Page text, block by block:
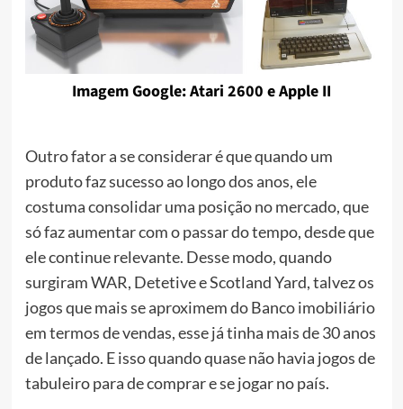
Imagem Google: Atari 2600 e Apple II
Outro fator a se considerar é que quando um
produto faz sucesso ao longo dos anos, ele
costuma consolidar uma posição no mercado, que
só faz aumentar com o passar do tempo, desde que
ele continue relevante. Desse modo, quando
surgiram WAR, Detetive e Scotland Yard, talvez os
jogos que mais se aproximem do Banco imobiliário
em termos de vendas, esse já tinha mais de 30 anos
de lançado. E isso quando quase não havia jogos de
tabuleiro para de comprar e se jogar no país.